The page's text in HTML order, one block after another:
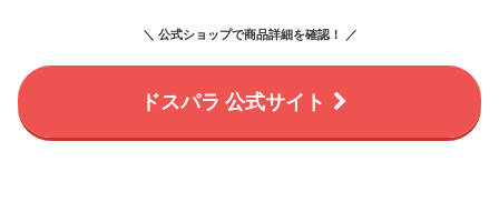
＼ 公式ショップで商品詳細を確認！ ／
ドスパラ 公式サイト